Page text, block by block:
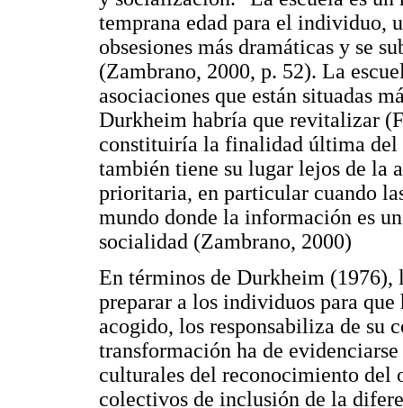
temprana edad para el individuo,
obsesiones más dramáticas y se
(Zambrano, 2000, p. 52). La
asociaciones que están situadas
Durkheim habría que revitalizar
constituiría la finalidad última del
también tiene su lugar lejos de la
prioritaria, en particular cuando
mundo donde la información es
socialidad (Zambrano, 2000)
En términos de Durkheim (1976),
preparar a los individuos para que
acogido, los responsabiliza de su
transformación ha de
culturales del reconocimiento del
colectivos de inclusión de la